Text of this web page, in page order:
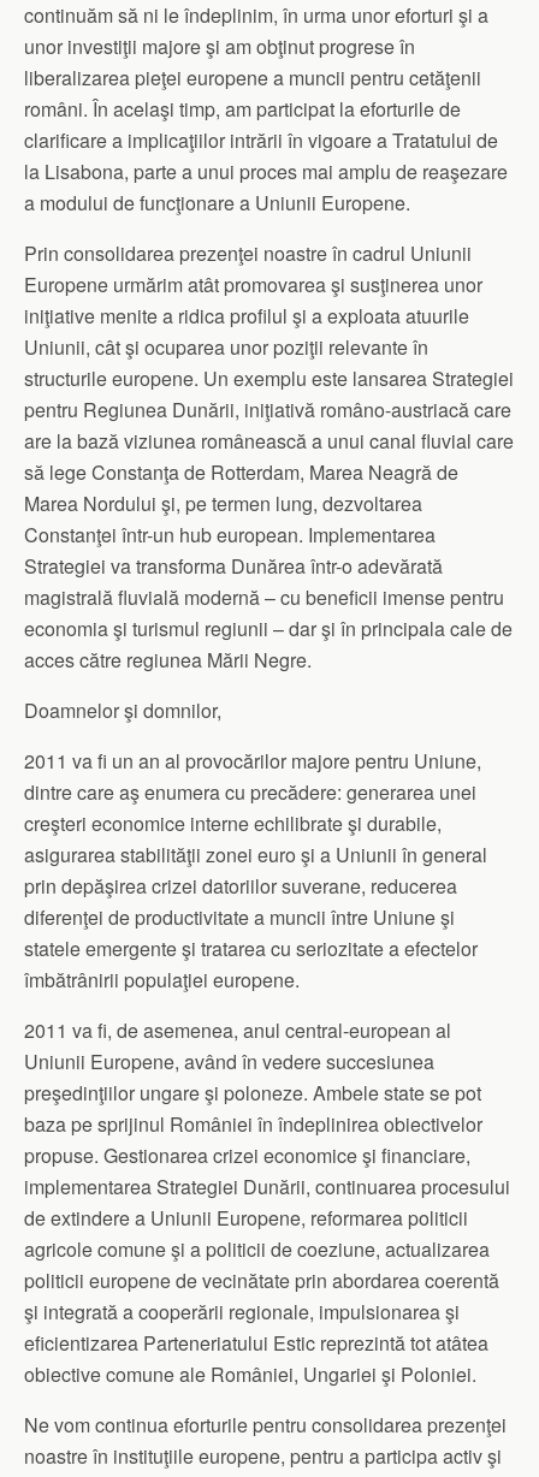
continuăm să ni le îndeplinim, în urma unor eforturi şi a
unor investiţii majore şi am obţinut progrese în
liberalizarea pieţei europene a muncii pentru cetăţenii
români. În acelaşi timp, am participat la eforturile de
clarificare a implicaţiilor intrării în vigoare a Tratatului de
la Lisabona, parte a unui proces mai amplu de reaşezare
a modului de funcţionare a Uniunii Europene.
Prin consolidarea prezenţei noastre în cadrul Uniunii
Europene urmărim atât promovarea şi susţinerea unor
iniţiative menite a ridica profilul şi a exploata atuurile
Uniunii, cât şi ocuparea unor poziţii relevante în
structurile europene. Un exemplu este lansarea Strategiei
pentru Regiunea Dunării, iniţiativă româno-austriacă care
are la bază viziunea românească a unui canal fluvial care
să lege Constanţa de Rotterdam, Marea Neagră de
Marea Nordului şi, pe termen lung, dezvoltarea
Constanţei într-un hub european. Implementarea
Strategiei va transforma Dunărea într-o adevărată
magistrală fluvială modernă – cu beneficii imense pentru
economia şi turismul regiunii – dar şi în principala cale de
acces către regiunea Mării Negre.
Doamnelor şi domnilor,
2011 va fi un an al provocărilor majore pentru Uniune,
dintre care aş enumera cu precădere: generarea unei
creşteri economice interne echilibrate şi durabile,
asigurarea stabilităţii zonei euro şi a Uniunii în general
prin depăşirea crizei datoriilor suverane, reducerea
diferenţei de productivitate a muncii între Uniune şi
statele emergente şi tratarea cu seriozitate a efectelor
îmbătrânirii populaţiei europene.
2011 va fi, de asemenea, anul central-european al
Uniunii Europene, având în vedere succesiunea
preşedinţiilor ungare şi poloneze. Ambele state se pot
baza pe sprijinul României în îndeplinirea obiectivelor
propuse. Gestionarea crizei economice şi financiare,
implementarea Strategiei Dunării, continuarea procesului
de extindere a Uniunii Europene, reformarea politicii
agricole comune şi a politicii de coeziune, actualizarea
politicii europene de vecinătate prin abordarea coerentă
şi integrată a cooperării regionale, impulsionarea şi
eficientizarea Parteneriatului Estic reprezintă tot atâtea
obiective comune ale României, Ungariei şi Poloniei.
Ne vom continua eforturile pentru consolidarea prezenţei
noastre în instituţiile europene, pentru a participa activ şi